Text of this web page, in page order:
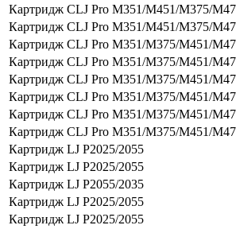
Картридж CLJ Pro M351/M451/M375/
Картридж CLJ Pro M351/M451/M375/
Картридж CLJ Pro M351/M375/M451/
Картридж CLJ Pro M351/M375/M451/
Картридж CLJ Pro M351/M375/M451/
Картридж CLJ Pro M351/M375/M451/
Картридж CLJ Pro M351/M375/M451/
Картридж CLJ Pro M351/M375/M451/
Картридж LJ P2025/2055
Картридж LJ P2025/2055
Картридж LJ P2055/2035
Картридж LJ P2025/2055
Картридж LJ P2025/2055